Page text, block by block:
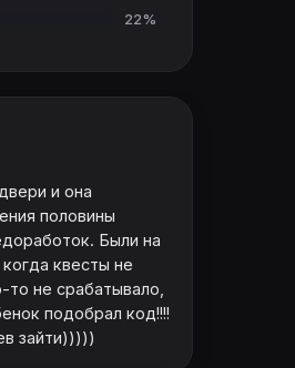
22%
и она
половины
Были на
квесты не
не срабатывало,
подобрал код!!!!
зайти)))))